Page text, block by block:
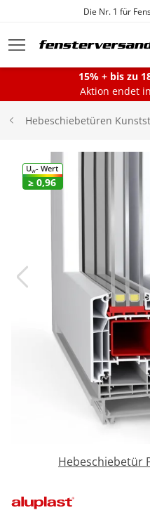
Zum
Die Nr. 1 für
Balkontüren
Haustüren
Sonnenschutz
Zäune & Tore
15% + bis zu
Aktion endet in
Hebeschiebetüren
UW- Wert
≥ 0,96
Hebeschiebetür